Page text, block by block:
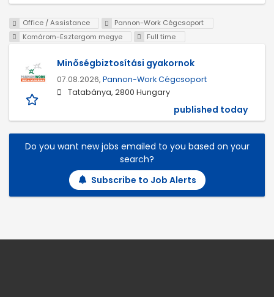
Office / Assistance
Pannon-Work Cégcsoport
Komárom-Esztergom megye
Full time
Minőségbiztosítási gyakornok
07.08.2026, Pannon-Work Cégcsoport
Tatabánya, 2800 Hungary
published today
Do you want new jobs emailed to you based on your
search?
Subscribe to Job Alerts